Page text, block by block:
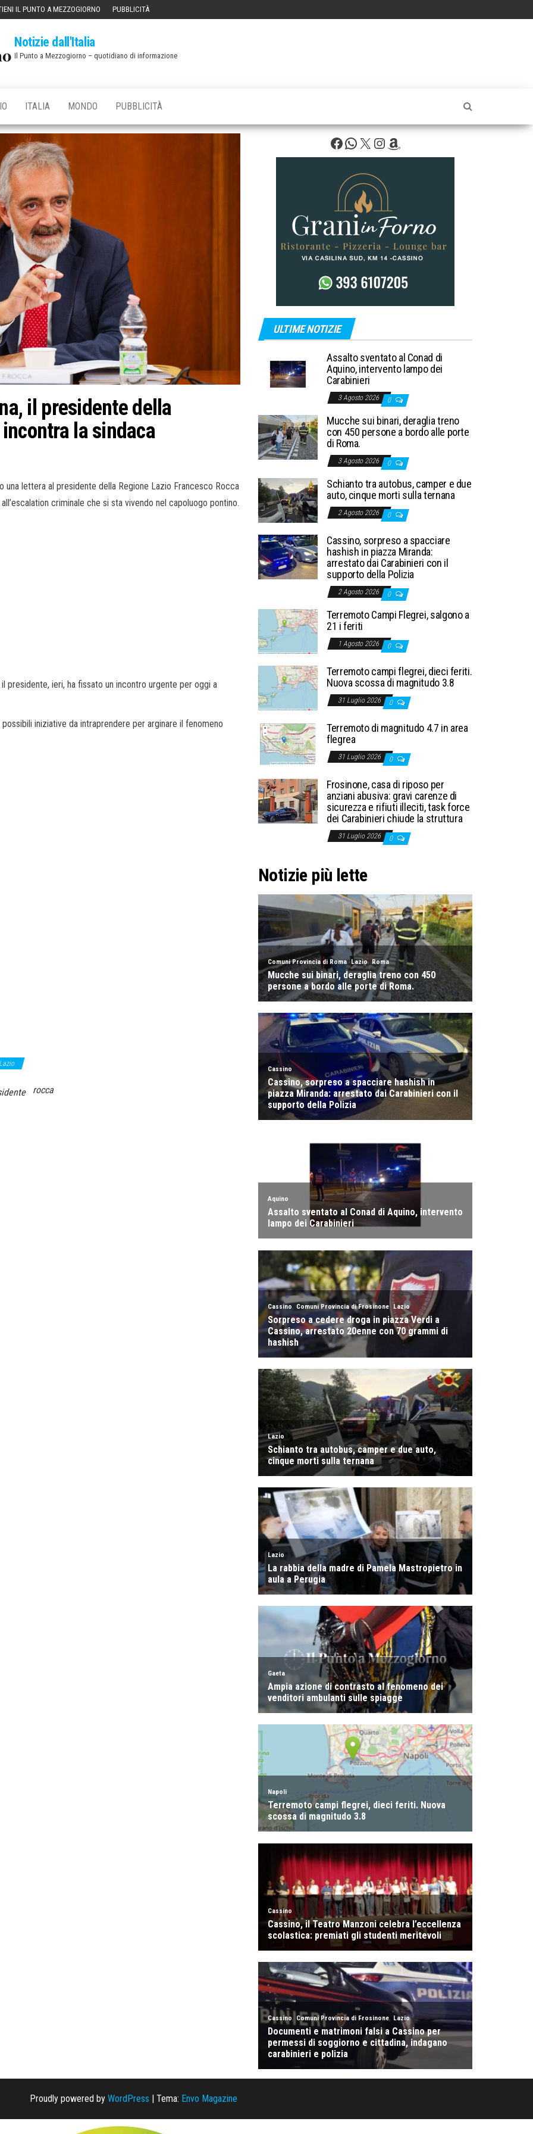
IL PUNTO A MEZZOGIORNO PUBBLICITÀ
Notizie dall'Italia
Il Punto a Mezzogiorno – quotidiano di informazione
ITALIA MONDO PUBBLICITÀ
il presidente della
la sindaca
una lettera al presidente della Regione Lazio Francesco Rocca
criminale che si sta vivendo nel capoluogo pontino.
presidente, ieri, ha fissato un incontro urgente per oggi a
iniziative da intraprendere per arginare il fenomeno
Lazio
rocca
Facebook
WhatsApp
X Instagram
Amazon
ULTIME NOTIZIE
Assalto sventato al Conad di
Aquino, intervento lampo dei
Carabinieri
3 Agosto 2026 0
Mucche sui binari, deraglia treno
con 450 persone a bordo alle porte
di Roma.
3 Agosto 2026 0
Schianto tra autobus, camper e due
auto, cinque morti sulla ternana
2 Agosto 2026 0
Cassino, sorpreso a spacciare
hashish in piazza Miranda:
arrestato dai Carabinieri con il
supporto della Polizia
2 Agosto 2026 0
Terremoto Campi Flegrei, salgono a
21 i feriti
1 Agosto 2026 0
Terremoto campi flegrei, dieci feriti.
Nuova scossa di magnitudo 3.8
31 Luglio 2026 0
Terremoto di magnitudo 4.7 in area
flegrea
31 Luglio 2026 0
Frosinone, casa di riposo per
anziani abusiva: gravi carenze di
sicurezza e rifiuti illeciti, task force
dei Carabinieri chiude la struttura
31 Luglio 2026 0
Notizie più lette
Proudly powered by WordPress | Tema: Envo Magazine